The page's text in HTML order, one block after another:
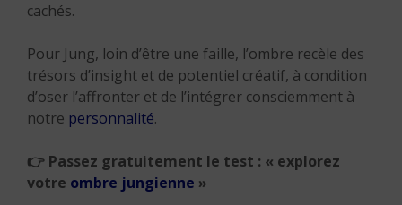
cachés.
Pour Jung, loin d’être une faille, l’ombre recèle des
trésors d’insight et de potentiel créatif, à condition
d’oser l’affronter et de l’intégrer consciemment à
notre personnalité.
👉 Passez gratuitement le test : « explorez
votre ombre jungienne »